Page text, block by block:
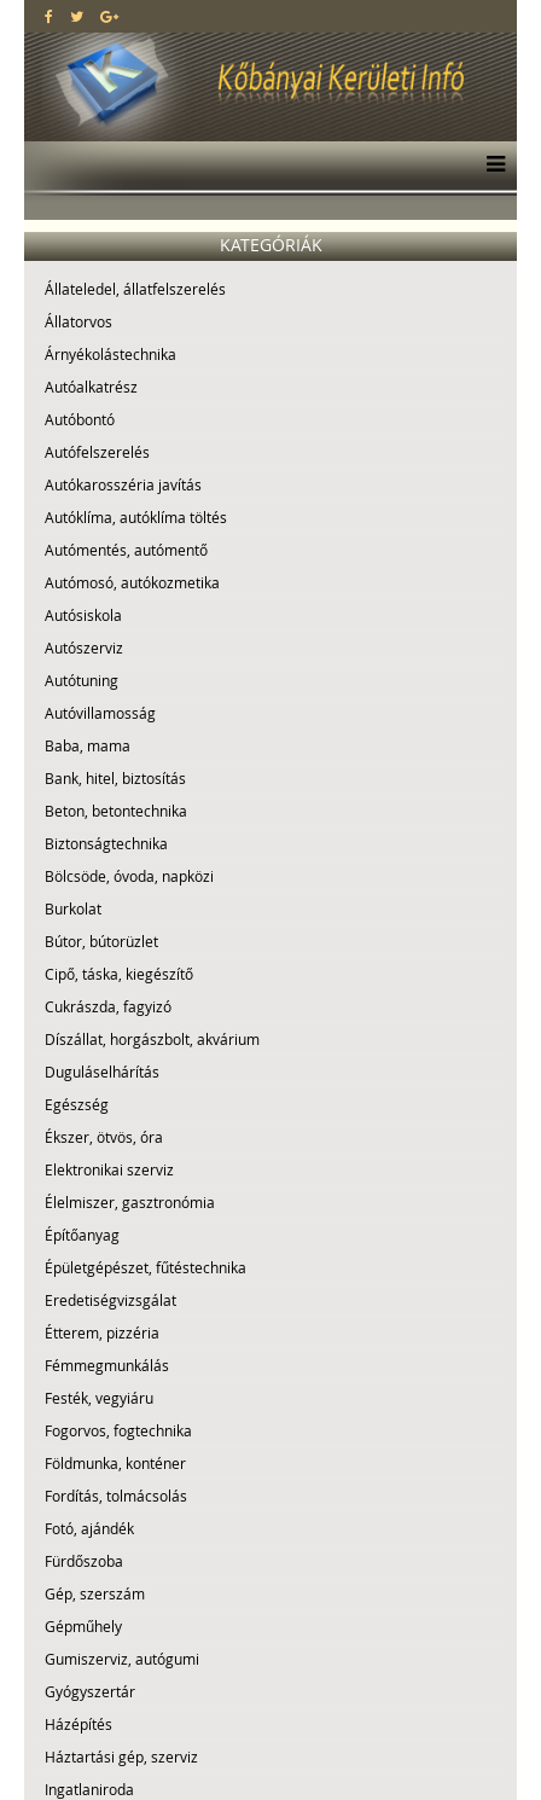
KATEGÓRIÁK
Állateledel, állatfelszerelés
Állatorvos
Árnyékolástechnika
Autóalkatrész
Autóbontó
Autófelszerelés
Autókarosszéria javítás
Autóklíma, autóklíma töltés
Autómentés, autómentő
Autómosó, autókozmetika
Autósiskola
Autószerviz
Autótuning
Autóvillamosság
Baba, mama
Bank, hitel, biztosítás
Beton, betontechnika
Biztonságtechnika
Bölcsöde, óvoda, napközi
Burkolat
Bútor, bútorüzlet
Cipő, táska, kiegészítő
Cukrászda, fagyizó
Díszállat, horgászbolt, akvárium
Duguláselhárítás
Egészség
Ékszer, ötvös, óra
Elektronikai szerviz
Élelmiszer, gasztronómia
Építőanyag
Épületgépészet, fűtéstechnika
Eredetiségvizsgálat
Étterem, pizzéria
Fémmegmunkálás
Festék, vegyiáru
Fogorvos, fogtechnika
Földmunka, konténer
Fordítás, tolmácsolás
Fotó, ajándék
Fürdőszoba
Gép, szerszám
Gépműhely
Gumiszerviz, autógumi
Gyógyszertár
Házépítés
Háztartási gép, szerviz
Ingatlaniroda